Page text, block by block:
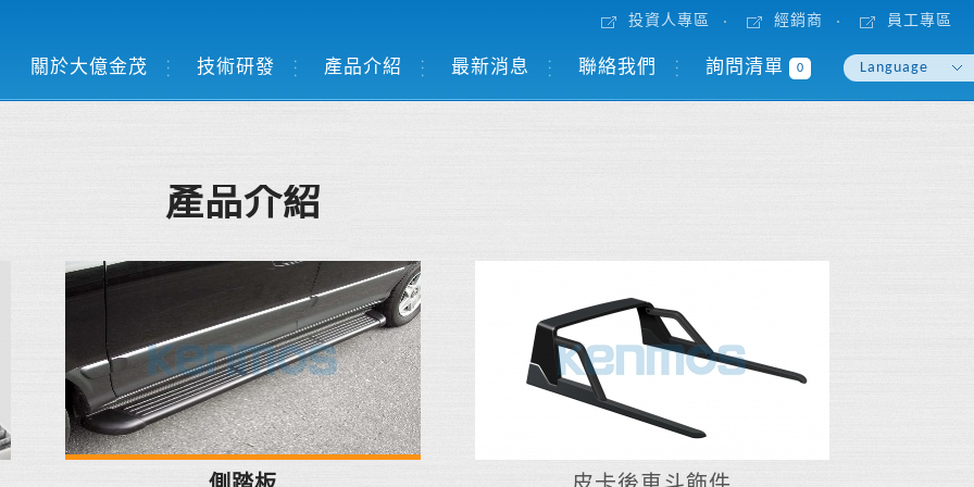
Language
關於大億金茂 技術研發 產品介紹 最新消息 聯絡我們 詢問清單 0
投資人專區 經銷商 員工專區
產品介紹